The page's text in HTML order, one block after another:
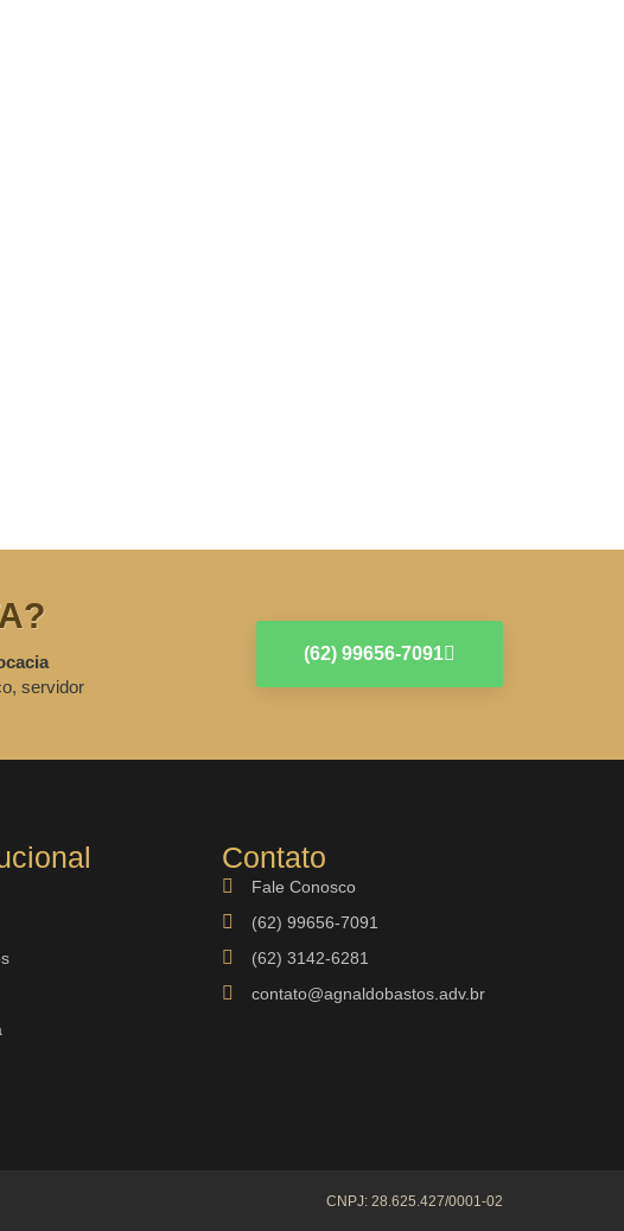
servidor
(62) 99656-7091
Contato
Fale Conosco
(62) 99656-7091
(62) 3142-6281
contato@agnaldobastos.adv.br
CNPJ: 28.625.427/0001-02